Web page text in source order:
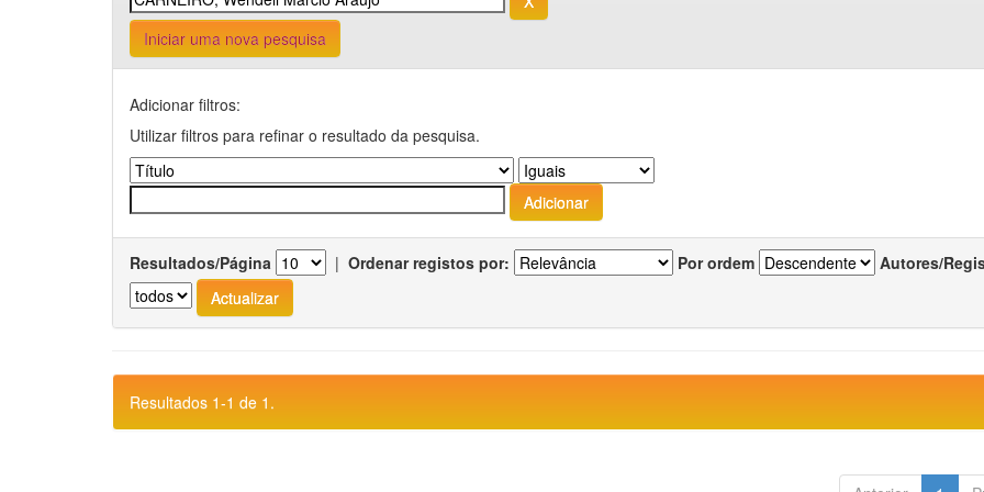
Iniciar uma nova pesquisa
Adicionar filtros:
Utilizar filtros para refinar o resultado da pesquisa.
Resultados/Página | Ordenar registos por: Por ordem Autores/
Resultados 1-1 de 1.